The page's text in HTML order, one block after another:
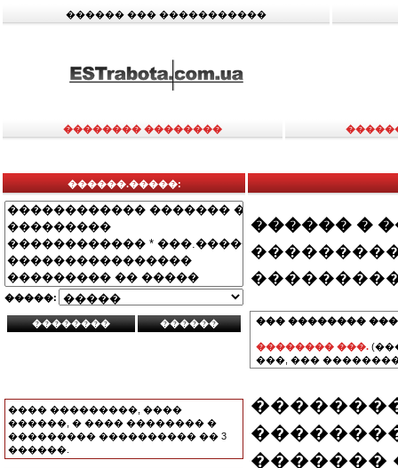
������ ��� �����������
�������� ��������
������.�����:
�����:
���� ���������, ����
������, � ���� �������� �
��������� ���������� �� 3
������.
������ �
��� ��������
�������� ���.
���, ���
�������